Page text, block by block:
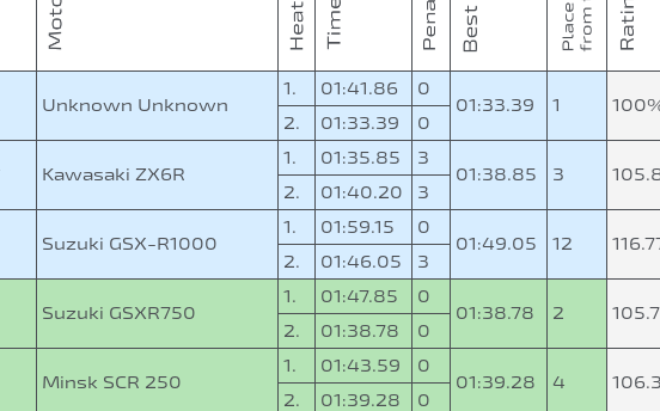
Unknown Unknown
1. 01:41.86
0
01:33.39
1
2.
01:33.39 0
Kawasaki ZX6R
1. 01:35.85
3
01:38.85
3
2.
01:40.20 3
Suzuki GSX-R1000
1. 01:59.15
0
01:49.05
12
2.
01:46.05 3
Suzuki GSXR750
1. 01:47.85
0
01:38.78
2
2.
01:38.78 0
Minsk SCR 250
1. 01:43.59
0
01:39.28
4
2.
01:39.28 0